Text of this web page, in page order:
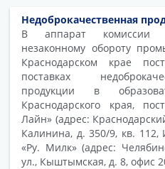
Недоброкачественная
В аппарат комиссии
незаконному обороту
Краснодарском крае
поставках
продукции в
Краснодарского края,
Лайн» (адрес:
Калинина, д. 350/9, кв.
«Ру. Милк» (адрес:
ул., Кыштымская, д. 8, офис